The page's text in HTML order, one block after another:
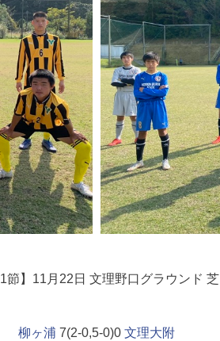
1節】11月22日 文理野口グラウンド 芝
柳ヶ浦 7(2-0,5-0)0 文理大附